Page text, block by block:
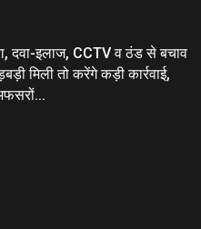
दवा-इलाज, CCTV व ठंड से बचाव
मिली तो करेंगे कड़ी कार्रवाई,